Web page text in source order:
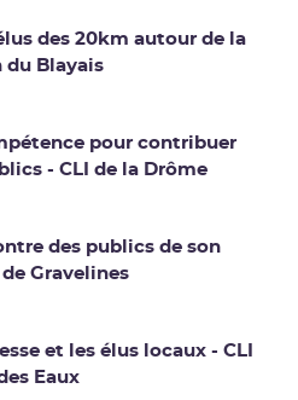
des 20km autour de la
du Blayais
pour contribuer
- CLI de la Drôme
des publics de son
Gravelines
et les élus locaux - CLI
Eaux